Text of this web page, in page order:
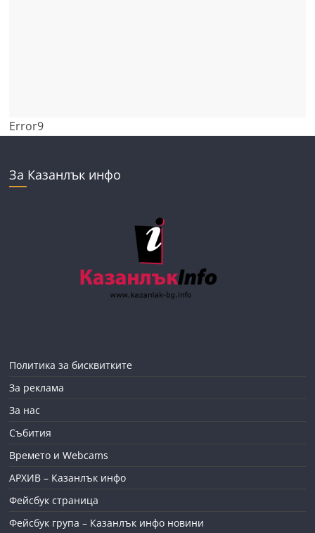
Error9
За Казанлък инфо
Политика за бисквитките
За реклама
За нас
Събития
Времето и Webcams
АРХИВ – Казанлък инфо
Фейсбук страница
Фейсбук група – Казанлък инфо новини